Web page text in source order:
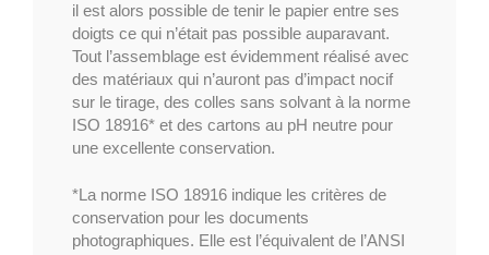
il est alors possible de tenir le papier entre ses
doigts ce qui n’était pas possible auparavant.
Tout l’assemblage est évidemment réalisé avec
des matériaux qui n’auront pas d’impact nocif
sur le tirage, des colles sans solvant à la norme
ISO 18916* et des cartons au pH neutre pour
une excellente conservation.
*La norme ISO 18916 indique les critères de
conservation pour les documents
photographiques. Elle est l’équivalent de l’ANSI